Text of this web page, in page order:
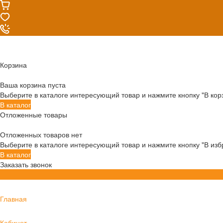
Корзина
Ваша корзина пуста
Выберите в каталоге интересующий товар и нажмите кнопку "В
В каталог
Отложенные товары
Отложенных товаров нет
Выберите в каталоге интересующий товар и нажмите кнопку "В
В каталог
Заказать звонок
Главная